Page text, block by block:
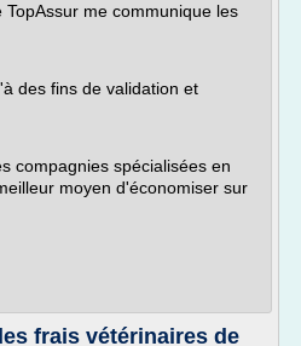
me communique les
des fins de validation et
compagnies spécialisées en
moyen d'économiser sur
frais vétérinaires de